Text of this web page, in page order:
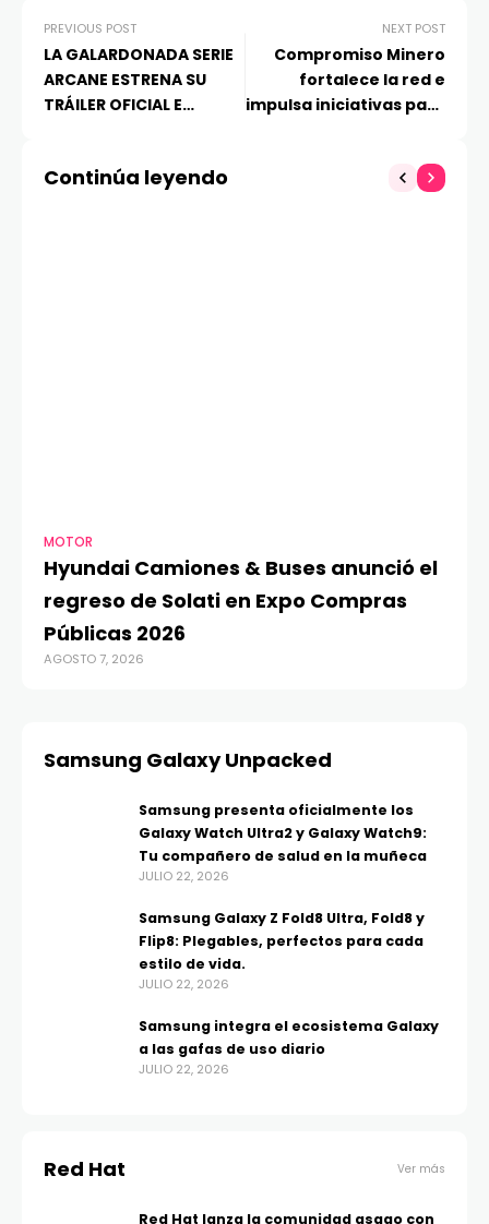
PREVIOUS POST
LA GALARDONADA SERIE
ARCANE ESTRENA SU
TRÁILER OFICIAL E
REGRESA CON SU
NEXT POST
Compromiso Minero
fortalece la red e
impulsa iniciativas para
de su nacimiento
Continúa leyendo
MOTOR
Hyundai Camiones & Buses anunció el
regreso de Solati en Expo Compras
Públicas 2026
AGOSTO 7, 2026
Samsung Galaxy Unpacked
Samsung presenta oficialmente los
Galaxy Watch Ultra2 y Galaxy Watch9:
Tu compañero de salud en la muñeca
JULIO 22, 2026
Samsung Galaxy Z Fold8 Ultra, Fold8 y
Flip8: Plegables, perfectos para cada
estilo de vida.
JULIO 22, 2026
Samsung integra el ecosistema Galaxy
a las gafas de uso diario
JULIO 22, 2026
Red Hat Ver más
Red Hat lanza la comunidad asago con